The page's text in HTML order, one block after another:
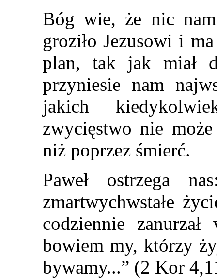
Bóg wie, że nic
groziło Jezusowi i
plan, tak jak miał
przyniesie nam
jakich
zwycięstwo nie
niż poprzez śmierć.
Paweł ostrzega
zmartwychwstałe
codziennie
bowiem my, którzy
bywamy...” (2 Kor